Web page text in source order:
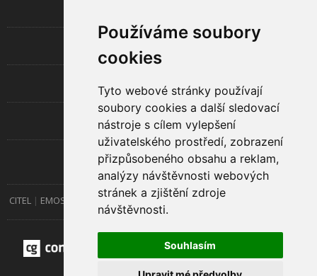
Používáme soubory
cookies
Tyto webové stránky používají
soubory cookies a další sledovací
nástroje s cílem vylepšení
uživatelského prostředí, zobrazení
přizpůsobeného obsahu a reklam,
analýzy návštěvnosti webových
stránek a zjištění zdroje
návštěvnosti.
Souhlasím
UŽITEČNÉ
O SPOLEČNOSTI
RYCHLÝ KONTAKT
CITEL EMOS EMOS Lighting Esolite GP Batteries
Rabalux